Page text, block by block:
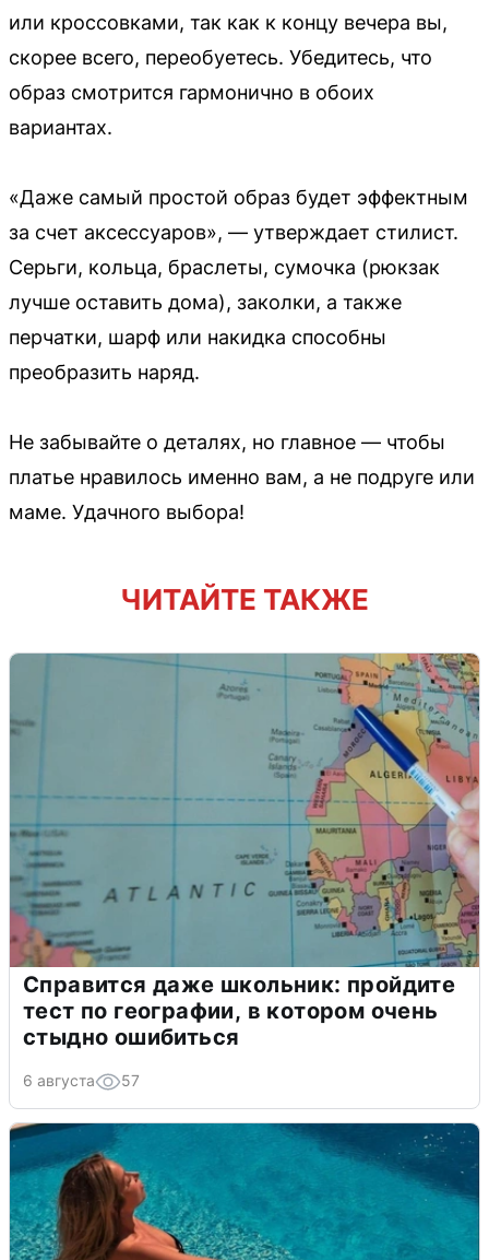
или кроссовками, так как к концу вечера вы,
скорее всего, переобуетесь. Убедитесь, что
образ смотрится гармонично в обоих
вариантах.
«Даже самый простой образ будет эффектным
за счет аксессуаров», — утверждает стилист.
Серьги, кольца, браслеты, сумочка (рюкзак
лучше оставить дома), заколки, а также
перчатки, шарф или накидка способны
преобразить наряд.
Не забывайте о деталях, но главное — чтобы
платье нравилось именно вам, а не подруге или
маме. Удачного выбора!
ЧИТАЙТЕ ТАКЖЕ
Справится даже школьник: пройдите
тест по географии, в котором очень
стыдно ошибиться
6 августа 57